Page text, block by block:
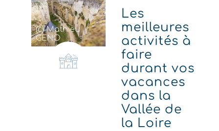
(c) Mathieu
GENO
Les
meilleures
activités à
faire
durant vos
vacances
dans la
Vallée de
la Loire